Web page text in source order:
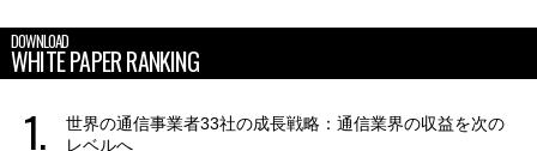
DOWNLOAD
WHITE PAPER RANKING
世界の通信事業者33社の成長戦略：通信業界の収益を次の
レベルへ